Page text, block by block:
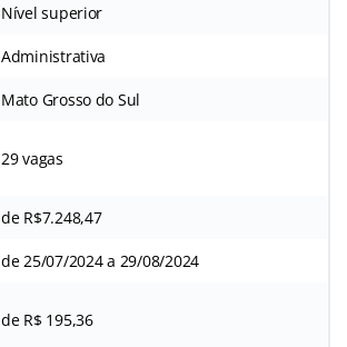
Nível superior
Administrativa
Mato Grosso do Sul
29 vagas
de R$7.248,47
de 25/07/2024 a 29/08/2024
de R$ 195,36